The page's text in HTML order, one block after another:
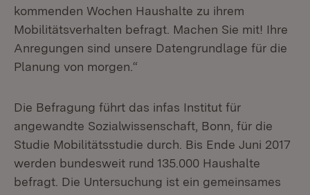
kommenden Wochen Haushalte zu ihrem
Mobilitätsverhalten befragt. Machen Sie mit! Ihre
Anregungen sind unsere Datengrundlage für die
Planung von morgen.“
Die Befragung führt das infas Institut für
angewandte Sozialwissenschaft, Bonn, für die
Studie Mobilitätsstudie durch. Bis Ende Juni 2017
werden bundesweit rund 135.000 Haushalte
befragt. Die Untersuchung ist ein gemeinsames